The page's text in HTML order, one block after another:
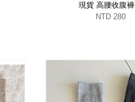
現貨 高腰收腹
NTD 280